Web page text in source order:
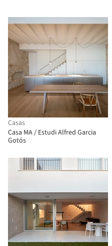
Casas
Casa MA / Estudi Alfred Garcia
Gotós